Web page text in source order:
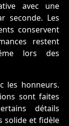
avec une
seconde. Les
conservent
restent
lors des
les honneurs.
sont faites
détails
solide et fidèle